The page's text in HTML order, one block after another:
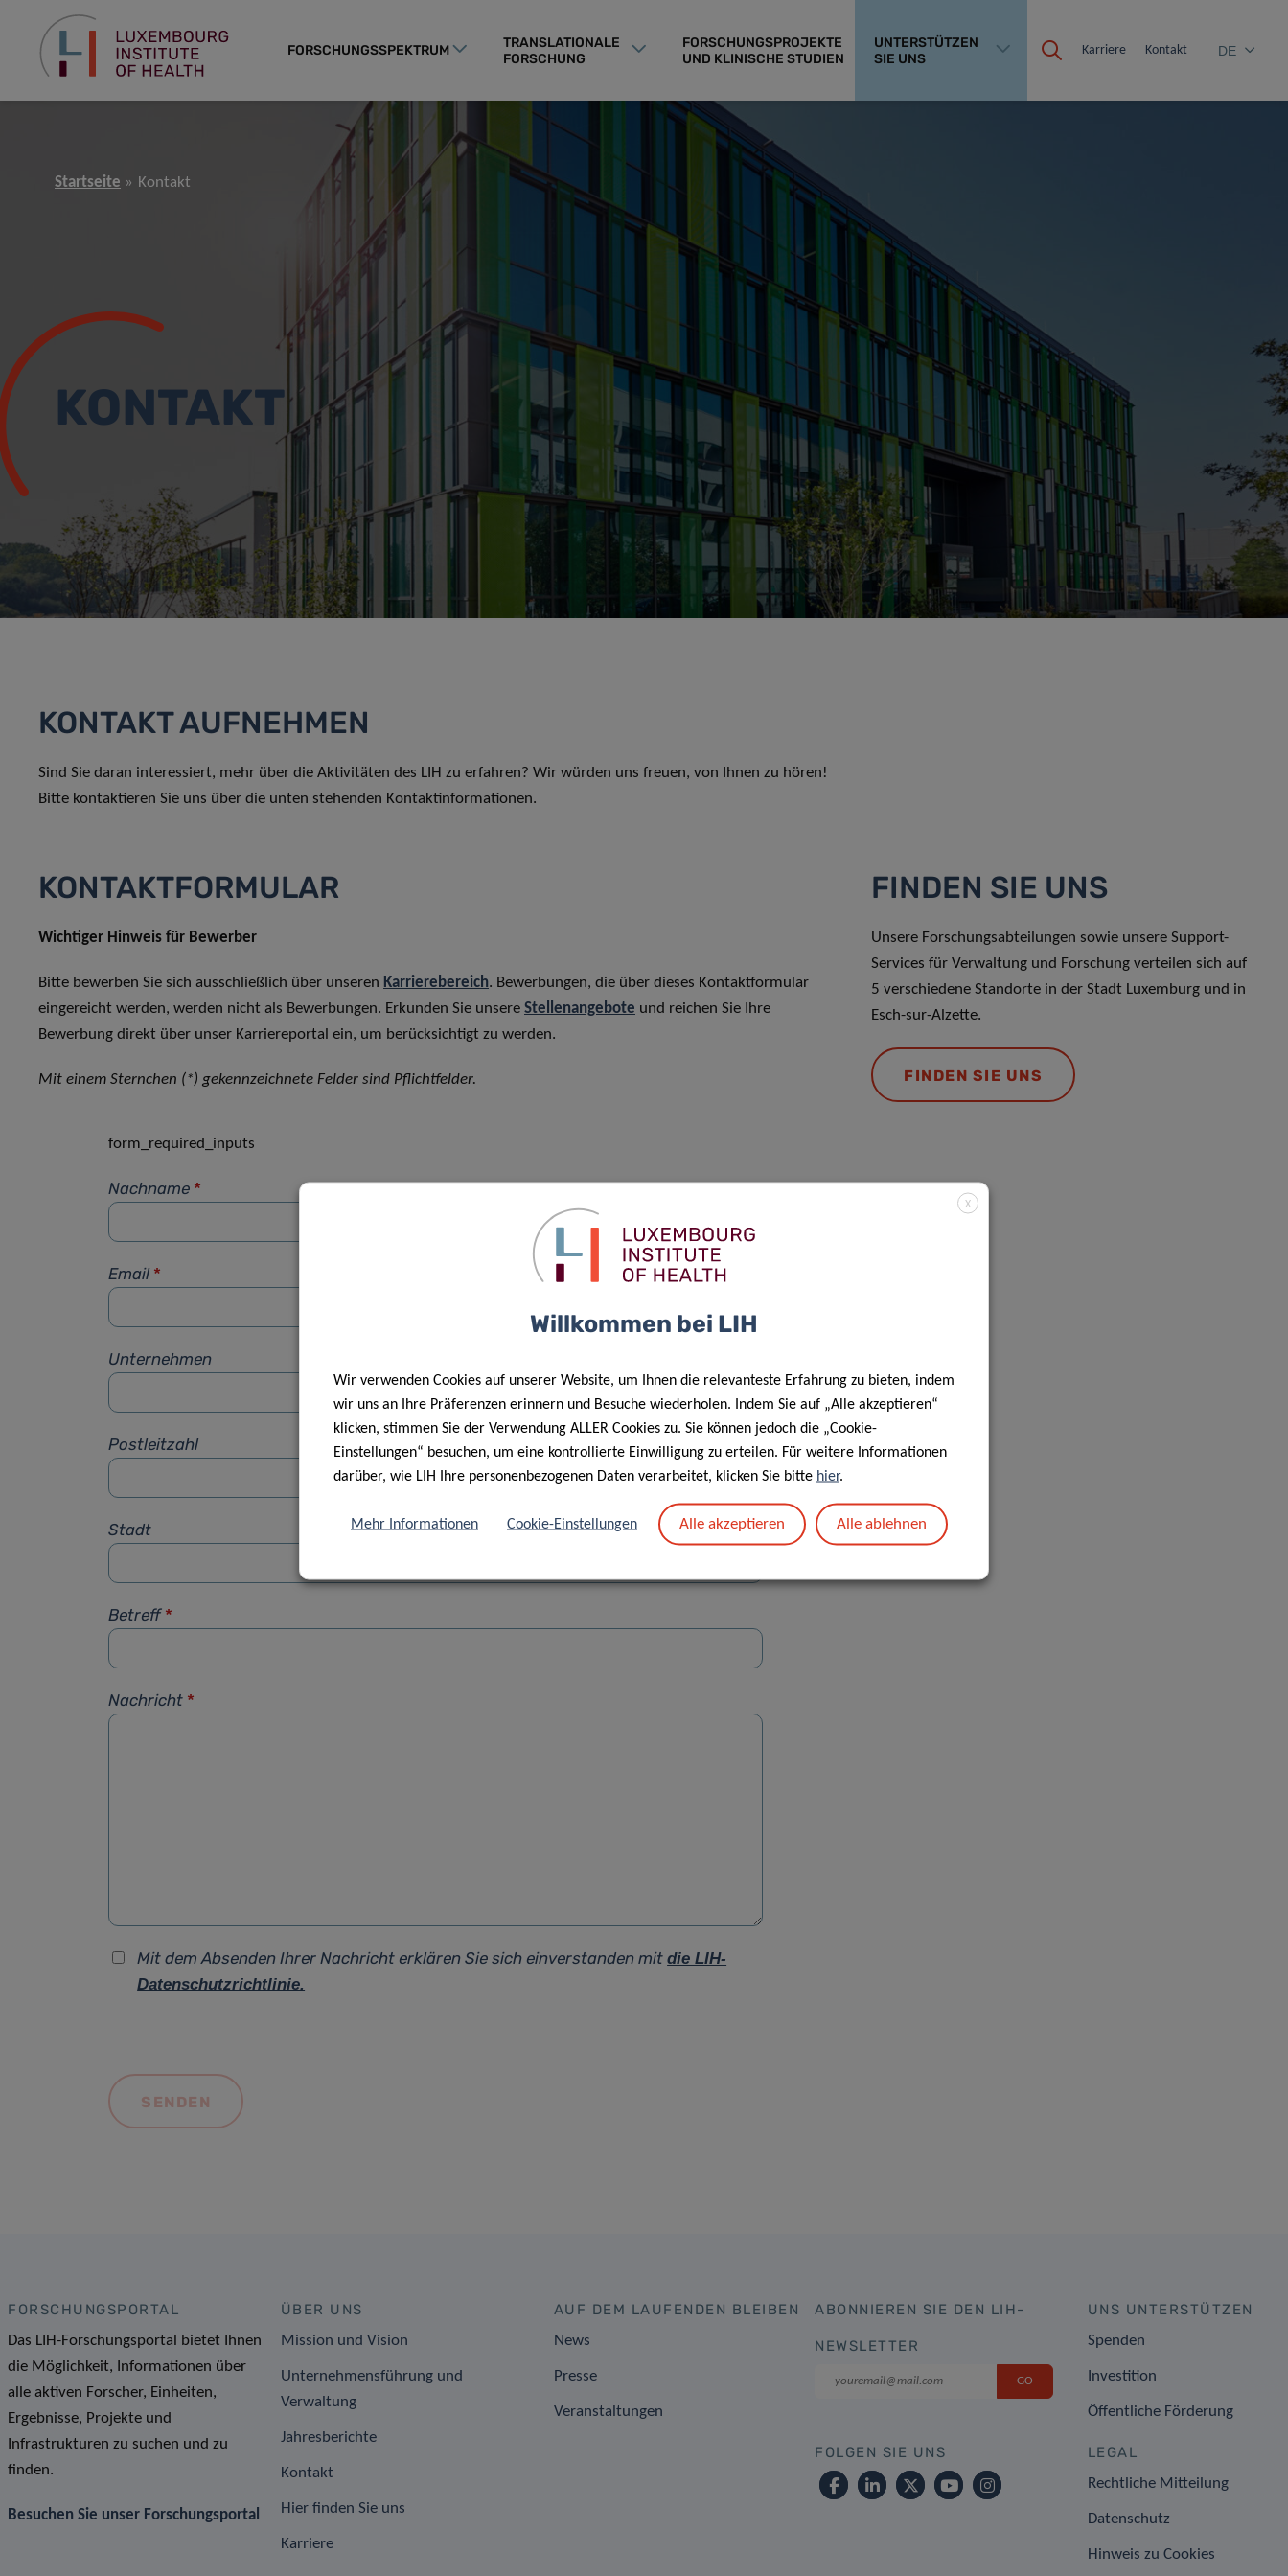
FORSCHUNGSSPEKTRUM
TRANSLATIONALE
FORSCHUNG
FORSCHUNGSPROJEKTE
UND KLINISCHE STUDIEN
UNTERSTÜTZEN
SIE UNS
Karriere Kontakt DE
Startseite Kontakt
KONTAKT
KONTAKT AUFNEHMEN
Sind Sie daran interessiert, mehr über die Aktivitäten des LIH zu erfahren? Wir würden uns freuen, von Ihnen zu hören!
Bitte kontaktieren Sie uns über die unten stehenden Kontaktinformationen.
KONTAKTFORMULAR
Wichtiger Hinweis für Bewerber
Bitte bewerben Sie sich ausschließlich über unseren Karrierebereich. Bewerbungen, die über dieses Kontaktformular
eingereicht werden, werden nicht als Bewerbungen. Erkunden Sie unsere Stellenangebote und reichen Sie Ihre
Bewerbung direkt über unser Karriereportal ein, um berücksichtigt zu werden.
Mit einem Sternchen (*) gekennzeichnete Felder sind Pflichtfelder.
form_required_inputs
Nachname * Vorname*
Email *
Unternehmen
Postleitzahl Straße
Stadt
Betreff *
Nachricht *
Mit dem Absenden Ihrer Nachricht erklären Sie sich einverstanden mitdie LIH-
Datenschutzrichtlinie.
FINDEN SIE UNS
Unsere Forschungsabteilungen sowie unsere Support-
Services für Verwaltung und Forschung verteilen sich auf
5 verschiedene Standorte in der Stadt Luxemburg und in
Esch-sur-Alzette.
FINDEN SIE UNS
FORSCHUNGSPORTAL
Das LIH-Forschungsportal bietet Ihnen
die Möglichkeit, Informationen über
alle aktiven Forscher, Einheiten,
Ergebnisse, Projekte und
Infrastrukturen zu suchen und zu
finden.
Besuchen Sie unser Forschungsportal
ÜBER UNS
Mission und Vision
Unternehmensführung und
Verwaltung
Jahresberichte
Kontakt
Hier finden Sie uns
Karriere
AUF DEM LAUFENDEN BLEIBEN
News
Presse
Veranstaltungen
ABONNIEREN SIE DEN LIH-
NEWSLETTER
FOLGEN SIE UNS
UNS UNTERSTÜTZEN
Spenden
Investition
Öffentliche Förderung
LEGAL
Rechtliche Mitteilung
Datenschutz
Hinweis zu Cookies
X
Willkommen bei LIH
Wir verwenden Cookies auf unserer Website, um Ihnen die relevanteste Erfahrung zu bieten, indem
wir uns an Ihre Präferenzen erinnern und Besuche wiederholen. Indem Sie auf „Alle akzeptieren“
klicken, stimmen Sie der Verwendung ALLER Cookies zu. Sie können jedoch die „Cookie-
Einstellungen“ besuchen, um eine kontrollierte Einwilligung zu erteilen. Für weitere Informationen
darüber, wie LIH Ihre personenbezogenen Daten verarbeitet, klicken Sie bitte hier.
Mehr Informationen Cookie-Einstellungen Alle akzeptieren Alle ablehnen